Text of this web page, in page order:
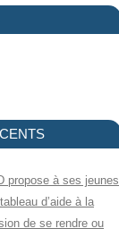
propose à ses jeunes
d’aide à la
de se rendre ou